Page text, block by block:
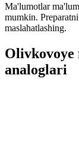
Ma'lumotlar
mumkin.
maslahatlashing.
Olivkovoye
analoglari